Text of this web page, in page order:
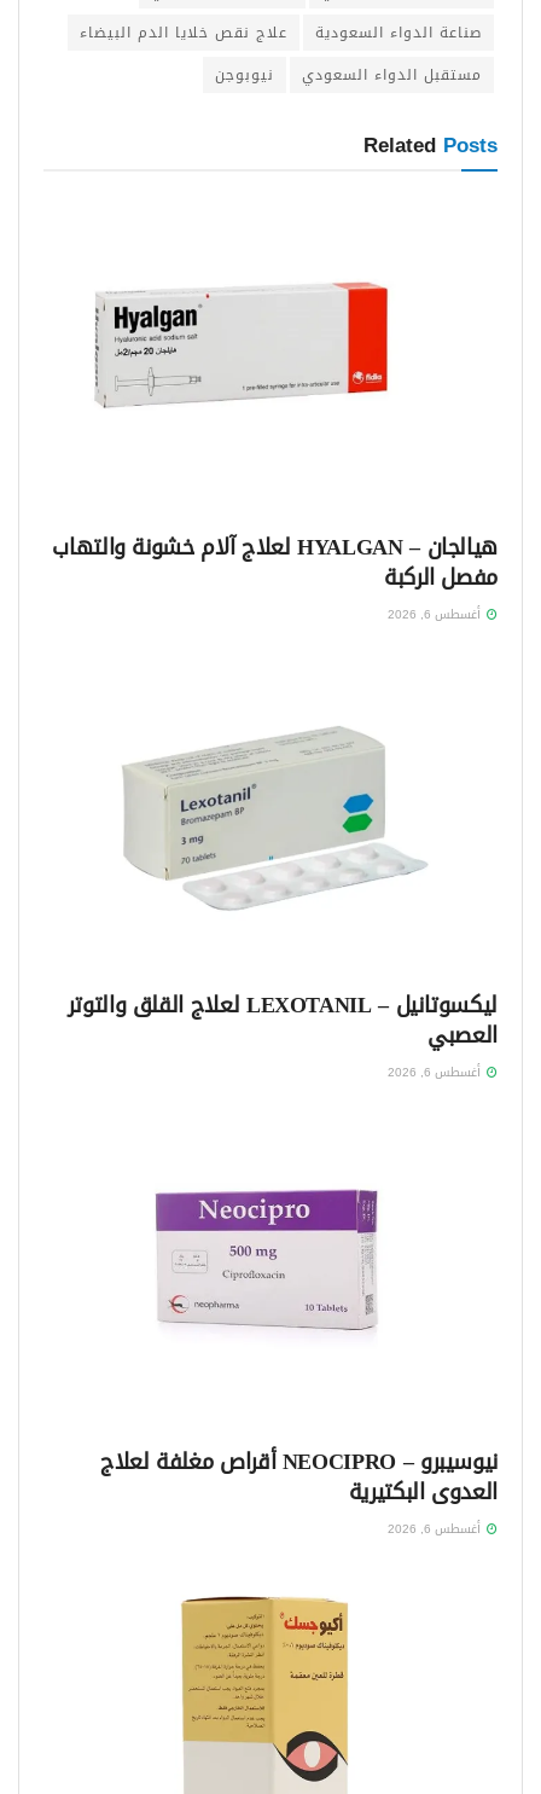
صناعة الدواء السعودية
علاج نقص خلايا الدم البيضاء
مستقبل الدواء السعودي
نيوبوجن
Related Posts
هيالجان – HYALGAN لعلاج آلام خشونة والتهاب
مفصل الركبة
أغسطس 6, 2026
ليكسوتانيل – LEXOTANIL لعلاج القلق والتوتر
العصبي
أغسطس 6, 2026
نيوسيبرو – NEOCIPRO أقراص مغلفة لعلاج
العدوى البكتيرية
أغسطس 6, 2026